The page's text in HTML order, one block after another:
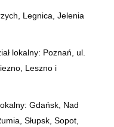
Legnica, Jelenia
lokalny: Poznań, ul.
Leszno i
Gdańsk, Nad
Słupsk, Sopot,